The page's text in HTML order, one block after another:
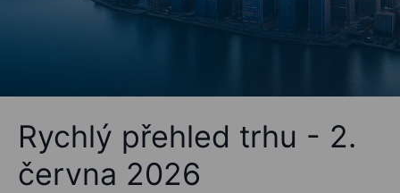
Rychlý přehled trhu - 2.
června 2026